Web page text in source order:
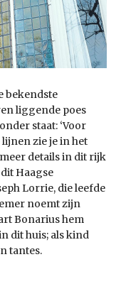
bekendste
liggende poes
staat: ‘Voor
zie je in het
details in dit rijk
Haagse
Lorrie, die leefde
noemt zijn
Bonarius hem
dit huis; als kind
tantes.